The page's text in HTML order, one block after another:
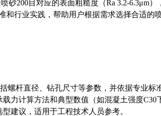
200目对应的表面粗糙度（Ra 3.2-6.3μm），
和行业实践，帮助用户根据需求选择合适的
螺杆直径、钻孔尺寸等参数，并依据专业标
载力计算方法和典型数值（如混凝土强度C30
建议，适用于工程技术人员参考。